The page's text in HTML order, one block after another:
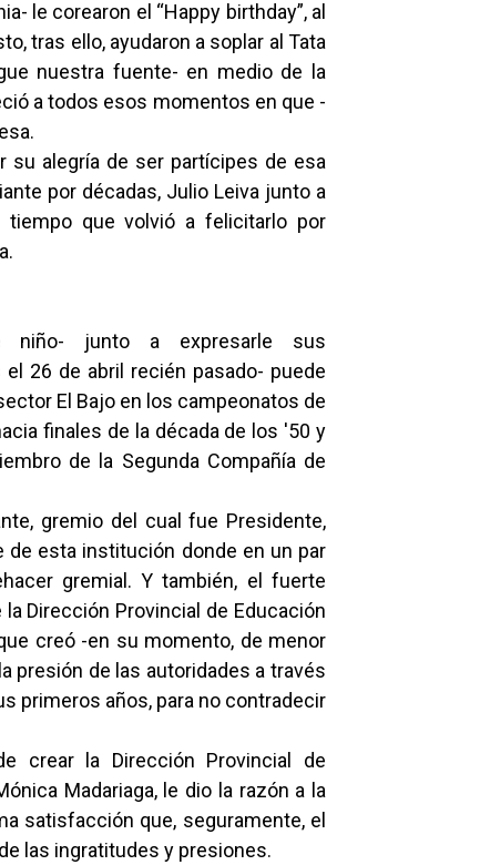
le corearon el “Happy birthday”, al
tras ello, ayudaron a soplar al Tata
nuestra fuente- en medio de la
a todos esos momentos en que -
su alegría de ser partícipes de esa
por décadas, Julio Leiva junto a
que volvió a felicitarlo por
niño- junto a expresarle sus
26 de abril recién pasado- puede
El Bajo en los campeonatos de
finales de la década de los '50 y
de la Segunda Compañía de
gremio del cual fue Presidente,
esta institución donde en un par
gremial. Y también, el fuerte
Dirección Provincial de Educación
creó -en su momento, de menor
presión de las autoridades a través
primeros años, para no contradecir
crear la Dirección Provincial de
Madariaga, le dio la razón a la
satisfacción que, seguramente, el
las ingratitudes y presiones.